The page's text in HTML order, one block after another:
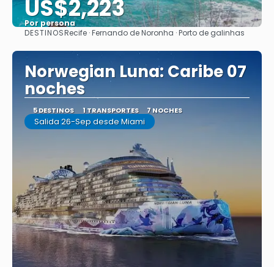
US$2,223
Por persona
Ver
DESTINOSRecife · Fernando de Noronha · Porto de galinhas
Norwegian Luna: Caribe 07
noches
5 DESTINOS 1 TRANSPORTES 7 NOCHES
Salida 26-Sep desde Miami